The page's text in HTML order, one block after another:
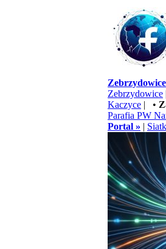
Zebrzydowice
Kaczyce | •
Parafia PW
Portal » |